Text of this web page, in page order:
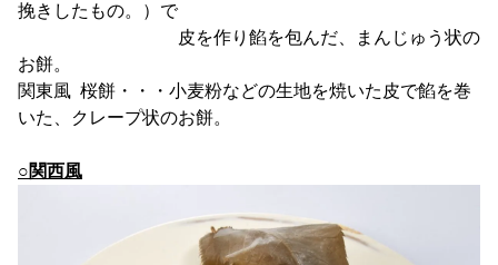
挽きしたもの。）で
皮を作り餡を包んだ、まんじゅう状の
お餅。
関東風 桜餅・・・小麦粉などの生地を焼いた皮で餡を巻
いた、クレープ状のお餅。
○関西風